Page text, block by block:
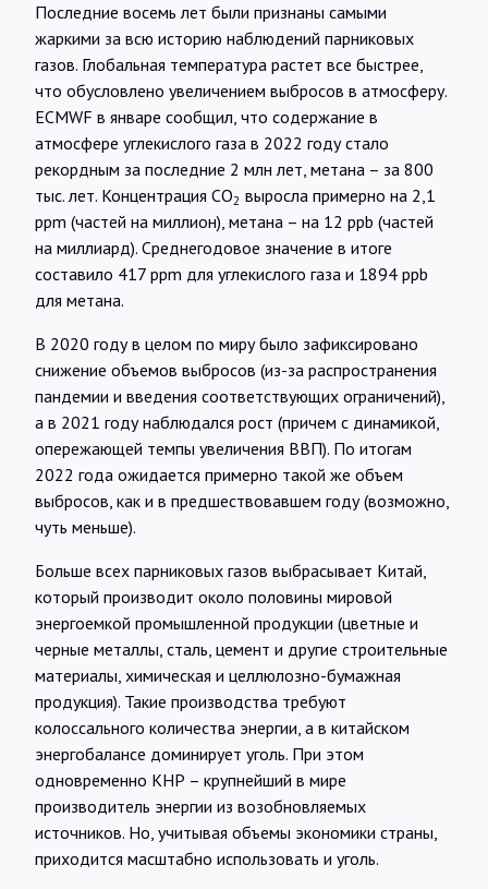
Последние восемь лет были признаны самыми
жаркими за всю историю наблюдений парниковых
газов. Глобальная температура растет все быстрее,
что обусловлено увеличением выбросов в атмосферу.
ECMWF в январе сообщил, что содержание в
атмосфере углекислого газа в 2022 году стало
рекордным за последние 2 млн лет, метана – за 800
тыс. лет. Концентрация СО2 выросла примерно на 2,1
ppm (частей на миллион), метана – на 12 ppb (частей
на миллиард). Среднегодовое значение в итоге
составило 417 ppm для углекислого газа и 1894 ppb
для метана.
В 2020 году в целом по миру было зафиксировано
снижение объемов выбросов (из-за распространения
пандемии и введения соответствующих ограничений),
а в 2021 году наблюдался рост (причем с динамикой,
опережающей темпы увеличения ВВП). По итогам
2022 года ожидается примерно такой же объем
выбросов, как и в предшествовавшем году (возможно,
чуть меньше).
Больше всех парниковых газов выбрасывает Китай,
который производит около половины мировой
энергоемкой промышленной продукции (цветные и
черные металлы, сталь, цемент и другие строительные
материалы, химическая и целлюлозно-бумажная
продукция). Такие производства требуют
колоссального количества энергии, а в китайском
энергобалансе доминирует уголь. При этом
одновременно КНР – крупнейший в мире
производитель энергии из возобновляемых
источников. Но, учитывая объемы экономики страны,
приходится масштабно использовать и уголь.